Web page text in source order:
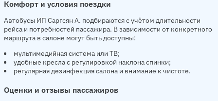
Комфорт и условия поездки
Автобусы ИП Саргсян А. подбираются с учётом длительности
рейса и потребностей пассажира. В зависимости от конкретного
маршрута в салоне могут быть доступны:
мультимедийная система или ТВ;
удобные кресла с регулировкой наклона спинки;
регулярная дезинфекция салона и внимание к чистоте.
Оценки и отзывы пассажиров